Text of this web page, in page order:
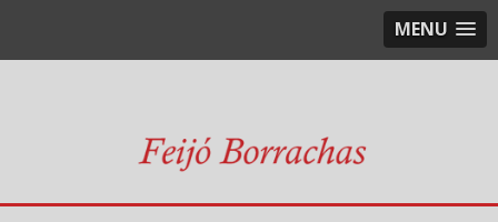
MENU